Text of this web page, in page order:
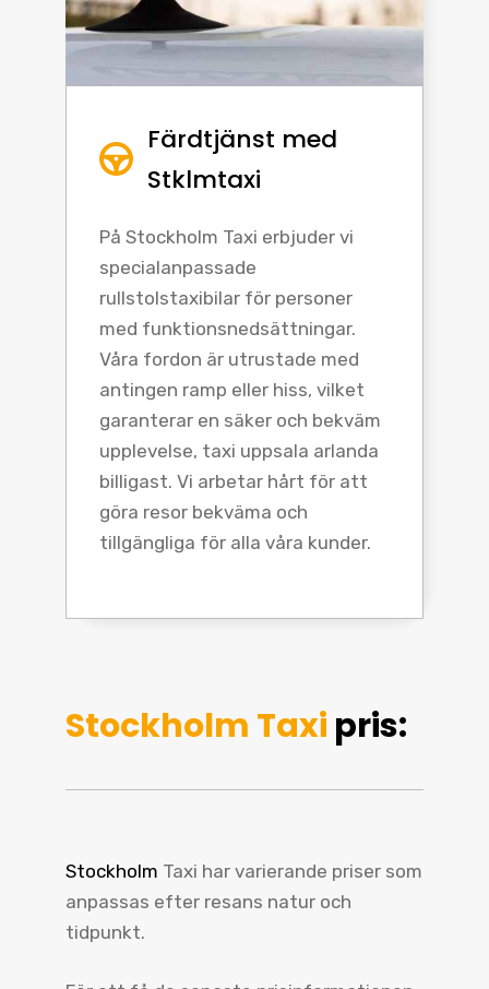
Färdtjänst med
Stklmtaxi
På Stockholm Taxi erbjuder vi
specialanpassade
rullstolstaxibilar för personer
med funktionsnedsättningar.
Våra fordon är utrustade med
antingen ramp eller hiss, vilket
garanterar en säker och bekväm
upplevelse, taxi uppsala arlanda
billigast. Vi arbetar hårt för att
göra resor bekväma och
tillgängliga för alla våra kunder.
Stockholm Taxi pris:
Stockholm Taxi har varierande priser som
anpassas efter resans natur och
tidpunkt.